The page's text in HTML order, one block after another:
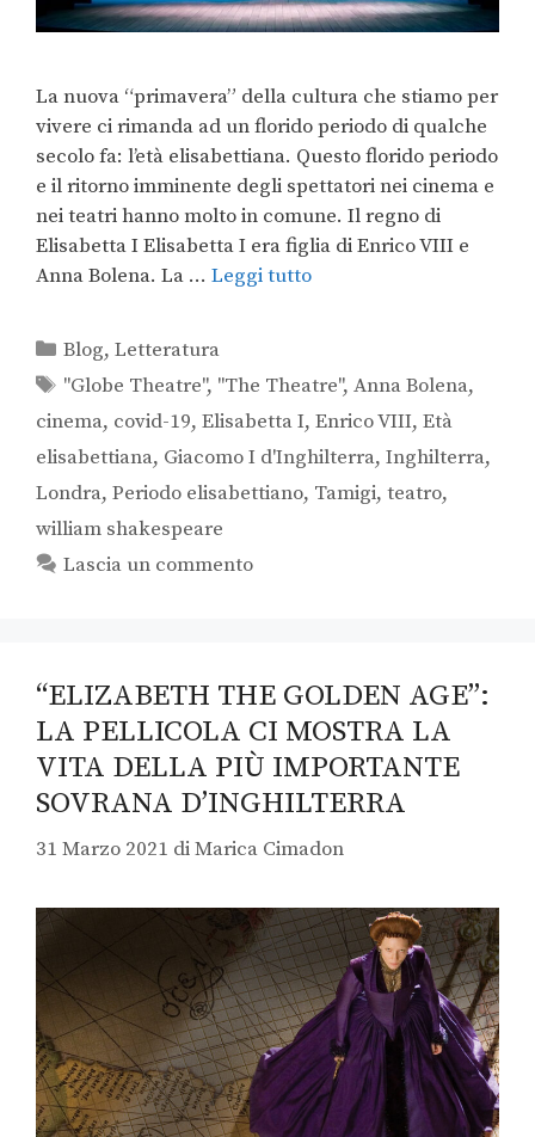
La nuova “primavera” della cultura che stiamo per
vivere ci rimanda ad un florido periodo di qualche
secolo fa: l’età elisabettiana. Questo florido periodo
e il ritorno imminente degli spettatori nei cinema e
nei teatri hanno molto in comune. Il regno di
Elisabetta I Elisabetta I era figlia di Enrico VIII e
Anna Bolena. La … Leggi tutto
Blog,Letteratura
"Globe Theatre", "The Theatre",Anna Bolena,
cinema, covid-19, Elisabetta I, Enrico VIII, Età
elisabettiana, Giacomo I d'Inghilterra, Inghilterra,
Londra, Periodo elisabettiano, Tamigi, teatro,
william shakespeare
Lascia un commento
“ELIZABETH THE GOLDEN AGE”:
LA PELLICOLA CI MOSTRA LA
VITA DELLA PIÙ IMPORTANTE
SOVRANA D’INGHILTERRA
31 Marzo 2021 diMarica Cimadon